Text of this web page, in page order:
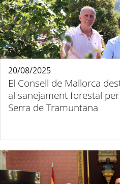
El Consell de Mallorca
al sanejament forestal
Serra de Tramuntana
20/08/2025